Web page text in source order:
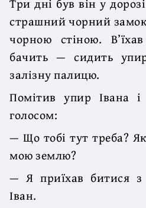
страшний чорний
чорною стіною.
бачить — сидить
залізну палицю.
Помітив упир Івана
голосом:
— Що тобі тут треба?
мою землю?
— Я приїхав битися з
Іван.